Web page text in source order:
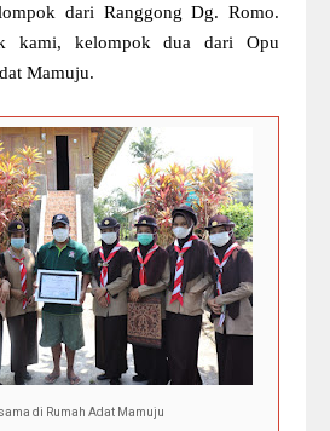
dari Ranggong Dg. Romo.
kami, kelompok dua dari Opu
Mamuju.
di Rumah Adat Mamuju